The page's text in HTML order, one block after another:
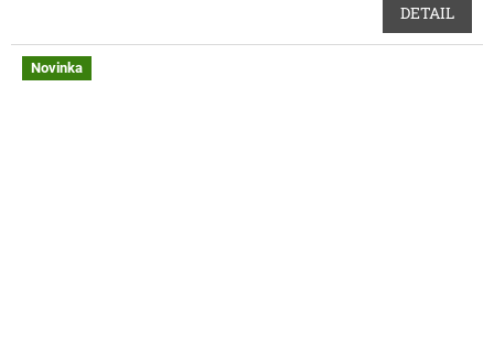
DETAIL
Novinka